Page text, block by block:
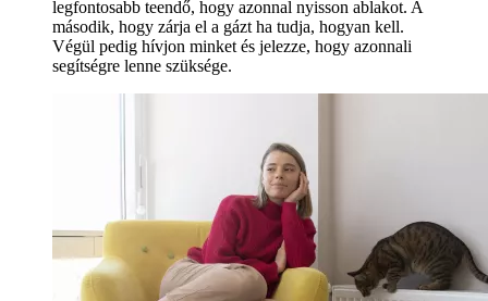
legfontosabb teendő, hogy azonnal nyisson ablakot. A
második, hogy zárja el a gázt ha tudja, hogyan kell.
Végül pedig hívjon minket és jelezze, hogy azonnali
segítségre lenne szüksége.